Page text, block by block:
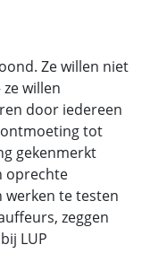
Ze willen niet
willen
door iedereen
tot
gekenmerkt
oprechte
werken te testen
zeggen
LUP